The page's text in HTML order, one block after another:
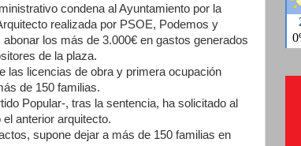
condena al Ayuntamiento por la
realizada por PSOE, Podemos y
los más de 3.000€ en gastos generados
de la plaza.
las licencias de obra y primera ocupación
de 150 familias.
Popular-, tras la sentencia, ha solicitado al
anterior arquitecto.
supone dejar a más de 150 familias en